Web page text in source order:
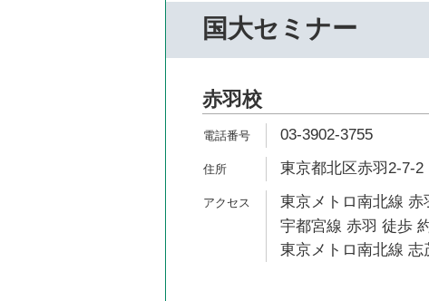
国大セミナー
赤羽校
03-3902-3755
東京都北区赤羽2-7-2
東京メトロ南北線 赤
宇都宮線 赤羽 徒歩
東京メトロ南北線 志